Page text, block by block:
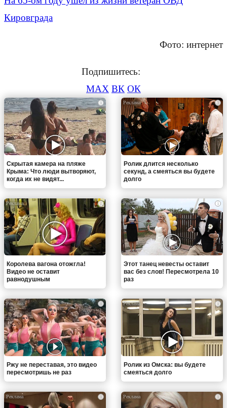
Кировграда
Фото: интернет
Подпишитесь:
MAX ВК ОК
i
Скрытая камера на пляже
Крыма: Что люди вытворяют,
когда их не видят...
i
Ролик длится несколько
секунд, а смеяться вы будете
долго
i
Королева вагона отожгла!
Видео не оставит
равнодушным
i
Этот танец невесты оставит
вас без слов! Пересмотрела 10
раз
i
Ржу не переставая, это видео
пересмотришь не раз
i
Ролик из Омска: вы будете
смеяться долго
i i